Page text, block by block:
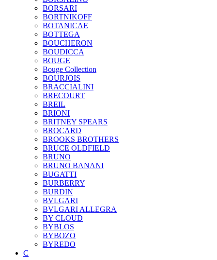
BORSARI
BORTNIKOFF
BOTANICAE
BOTTEGA
BOUCHERON
BOUDICCA
BOUGE
Bouge Collection
BOURJOIS
BRACCIALINI
BRECOURT
BREIL
BRIONI
BRITNEY SPEARS
BROCARD
BROOKS BROTHERS
BRUCE OLDFIELD
BRUNO
BRUNO BANANI
BUGATTI
BURBERRY
BURDIN
BVLGARI
BVLGARI ALLEGRA
BY CLOUD
BYBLOS
BYBOZO
BYREDO
C